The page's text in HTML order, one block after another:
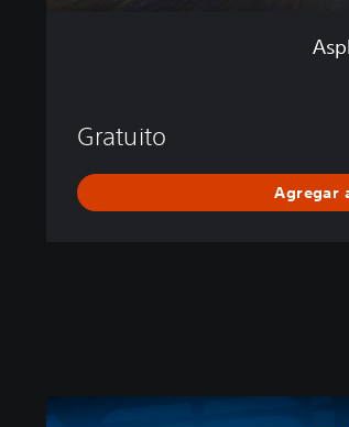
Gratuito
Agregar